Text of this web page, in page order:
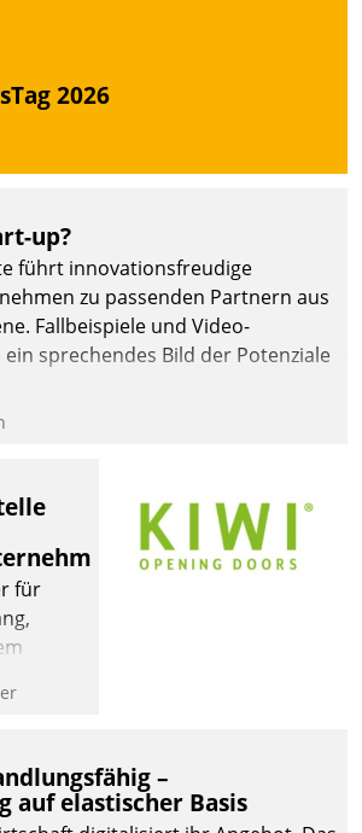
damit2026
up?
führt innovationsfreudige
zu passenden Partnern aus
Fallbeispiele und Video-
sprechendes Bild der Potenziale
für
–
auf elastischer Basis